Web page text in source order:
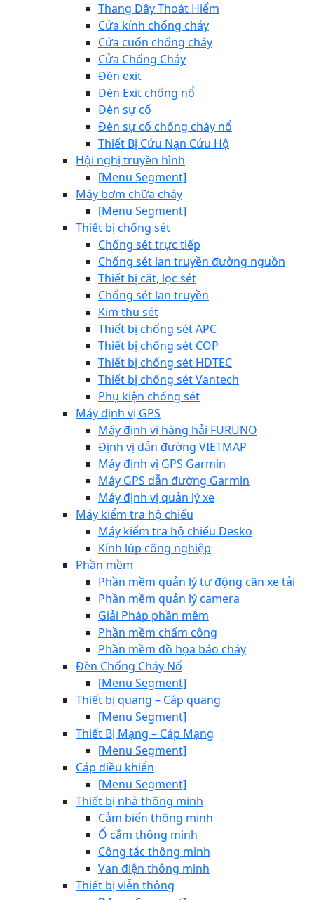
Thang Dây Thoát Hiểm
Cửa kính chống cháy
Cửa cuốn chống cháy
Cửa Chống Cháy
Đèn exit
Đèn Exit chống nổ
Đèn sự cố
Đèn sự cố chống cháy nổ
Thiết Bị Cứu Nạn Cứu Hộ
Hội nghị truyền hình
[Menu Segment]
Máy bơm chữa cháy
[Menu Segment]
Thiết bị chống sét
Chống sét trực tiếp
Chống sét lan truyền đường nguồn
Thiết bị cắt, lọc sét
Chống sét lan truyền
Kim thu sét
Thiết bị chống sét APC
Thiết bị chống sét COP
Thiết bị chống sét HDTEC
Thiết bị chống sét Vantech
Phụ kiện chống sét
Máy định vị GPS
Máy định vị hàng hải FURUNO
Định vị dẫn đường VIETMAP
Máy định vị GPS Garmin
Máy GPS dẫn đường Garmin
Máy định vị quản lý xe
Máy kiểm tra hộ chiếu
Máy kiểm tra hộ chiếu Desko
Kính lúp công nghiệp
Phần mềm
Phần mềm quản lý tự động cân xe tải
Phần mềm quản lý camera
Giải Pháp phần mềm
Phần mềm chấm công
Phần mềm đồ họa báo cháy
Đèn Chống Cháy Nổ
[Menu Segment]
Thiết bị quang – Cáp quang
[Menu Segment]
Thiết Bị Mạng – Cáp Mạng
[Menu Segment]
Cáp điều khiển
[Menu Segment]
Thiết bị nhà thông minh
Cảm biến thông minh
Ổ cắm thông minh
Công tắc thông minh
Van điện thông minh
Thiết bị viễn thông